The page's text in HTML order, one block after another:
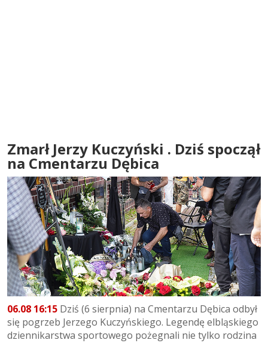
Zmarł Jerzy Kuczyński . Dziś spoczął
na Cmentarzu Dębica
06.08 16:15 Dziś (6 sierpnia) na Cmentarzu Dębica odbył
się pogrzeb Jerzego Kuczyńskiego. Legendę elbląskiego
dziennikarstwa sportowego pożegnali nie tylko rodzina